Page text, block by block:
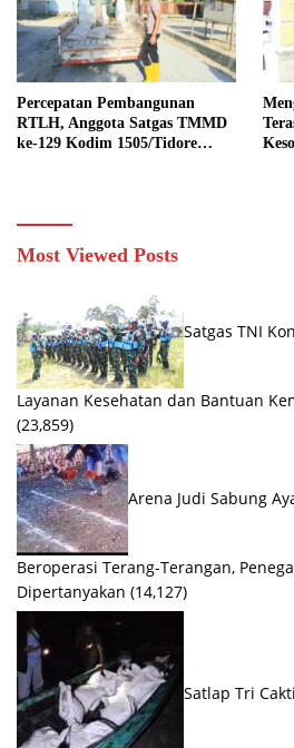
Percepatan Pembangunan
RTLH, Anggota Satgas TMMD
ke-129 Kodim 1505/Tidore
Most Viewed Posts
Satgas TNI
Layanan Kesehatan dan Bantuan
(23,859)
Arena Judi Sabung
Beroperasi Terang-Terangan,
Dipertanyakan (14,127)
Satlap Tri